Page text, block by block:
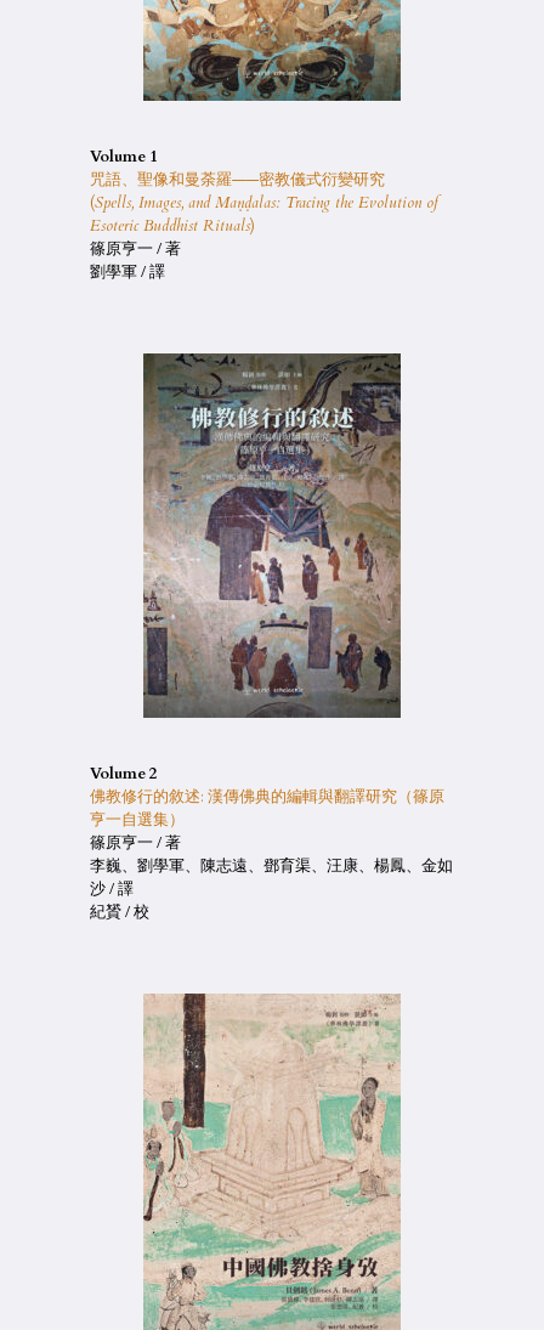
Volume 1
咒語、聖像和曼荼羅——密教儀式衍變研究
(Spells, Images, and Maṇḍalas: Tracing the Evolution of
Esoteric Buddhist Rituals)
篠原亨一 / 著
劉學軍 / 譯
Volume 2
佛教修行的敘述: 漢傳佛典的編輯與翻譯研究（篠原
亨一自選集）
篠原亨一 / 著
李巍、劉學軍、陳志遠、鄧育渠、汪康、楊鳳、金如
沙 / 譯
紀贇 / 校